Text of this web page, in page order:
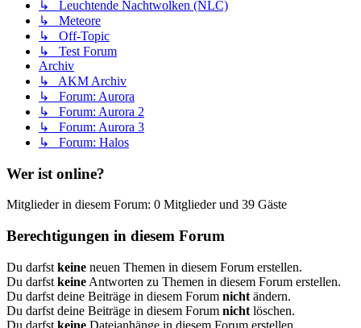
↳ Leuchtende Nachtwolken (NLC)
↳ Meteore
↳ Off-Topic
↳ Test Forum
Archiv
↳ AKM Archiv
↳ Forum: Aurora
↳ Forum: Aurora 2
↳ Forum: Aurora 3
↳ Forum: Halos
Wer ist online?
Mitglieder in diesem Forum: 0 Mitglieder und 39 Gäste
Berechtigungen in diesem Forum
Du darfst keine neuen Themen in diesem Forum erstellen.
Du darfst keine Antworten zu Themen in diesem Forum erstellen.
Du darfst deine Beiträge in diesem Forum nicht ändern.
Du darfst deine Beiträge in diesem Forum nicht löschen.
Du darfst keine Dateianhänge in diesem Forum erstellen.